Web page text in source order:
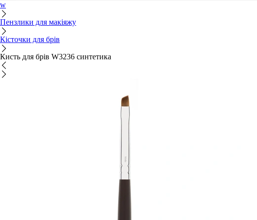
w
Пензлики для макіяжу
Кісточки для брів
Кисть для брів W3236 синтетика